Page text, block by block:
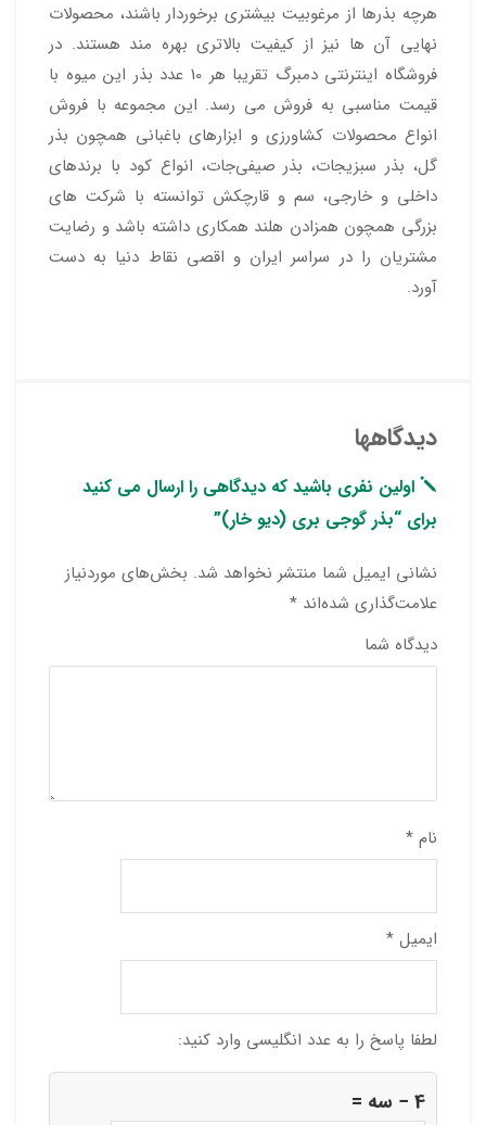
هرچه بذرها از مرغوبیت بیشتری برخوردار باشند، محصولات
نهایی آن ها نیز از کیفیت بالاتری بهره مند هستند. در
فروشگاه اینترنتی دمبرگ تقریبا هر 10 عدد بذر این میوه با
قیمت مناسبی به فروش می رسد. این مجموعه با فروش
انواع محصولات کشاورزی و ابزارهای باغبانی همچون بذر
گل، بذر سبزیجات، بذر صیفی‌جات، انواع کود با برندهای
داخلی و خارجی، سم و قارچکش توانسته با شرکت های
بزرگی همچون همزادن هلند همکاری داشته باشد و رضایت
مشتریان را در سراسر ایران و اقصی نقاط دنیا به دست
آورد.
دیدگاهها
اولین نفری باشید که دیدگاهی را ارسال می کنید
برای “بذر گوجی بری (دیو خار)”
نشانی ایمیل شما منتشر نخواهد شد. بخش‌های موردنیاز
علامت‌گذاری شده‌اند *
دیدگاه شما
نام *
ایمیل *
لطفا پاسخ را به عدد انگلیسی وارد کنید:
4 − سه =